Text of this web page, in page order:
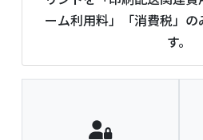
ーム利用料」「消費税」
す。